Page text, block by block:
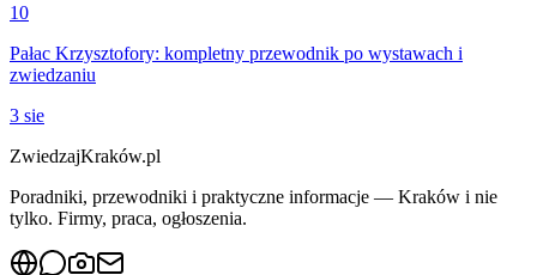
10
Pałac Krzysztofory: kompletny przewodnik po wystawach i
zwiedzaniu
3 sie
ZwiedzajKraków.pl
Poradniki, przewodniki i praktyczne informacje — Kraków i nie
tylko. Firmy, praca, ogłoszenia.